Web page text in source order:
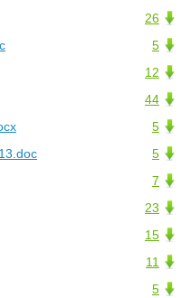
26
5
12
44
5
5
7
23
15
11
5